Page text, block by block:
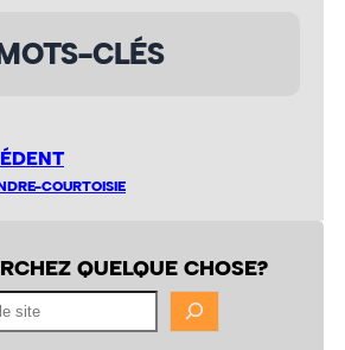
CLÉS
COURTOISIE
QUELQUE CHOSE?